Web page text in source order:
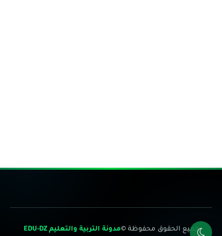
جميع الحقوق محفوظة ©مدونة التربية والتعليم EDU-DZ